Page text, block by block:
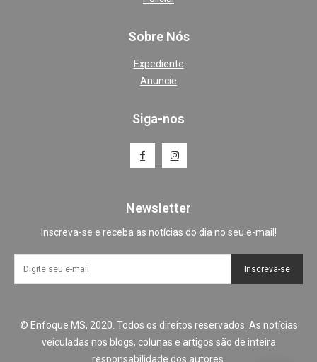
Sobre Nós
Expediente
Anuncie
Siga-nos
Newsletter
Inscreva-se e receba as notícias do dia no seu e-mail!
Inscreva-se
© Enfoque MS, 2020. Todos os direitos reservados. As notícias
veiculadas nos blogs, colunas e artigos são de inteira
responsabilidade dos autores.